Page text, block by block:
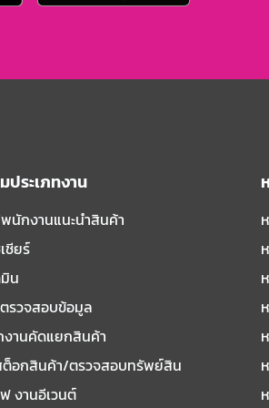
ประเภทงาน
นักงานแนะนําสินค้า
ชียร์
น
รวจสอบข้อมูล
านคัดแยกสินค้า
ต็อกสินค้า/ตรวจสอบทรัพย์สิน
งานอีเวนต์